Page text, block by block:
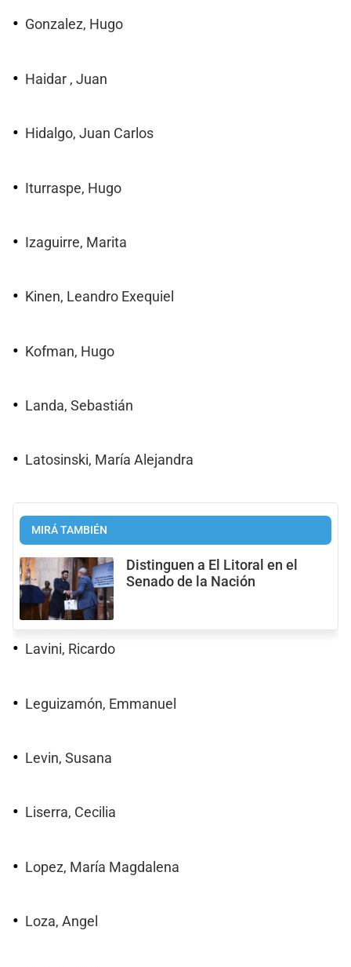
Gonzalez, Hugo
Haidar , Juan
Hidalgo, Juan Carlos
Iturraspe, Hugo
Izaguirre, Marita
Kinen, Leandro Exequiel
Kofman, Hugo
Landa, Sebastián
Latosinski, María Alejandra
MIRÁ TAMBIÉN
Distinguen a El Litoral en el
Senado de la Nación
Lavini, Ricardo
Leguizamón, Emmanuel
Levin, Susana
Liserra, Cecilia
Lopez, María Magdalena
Loza, Angel